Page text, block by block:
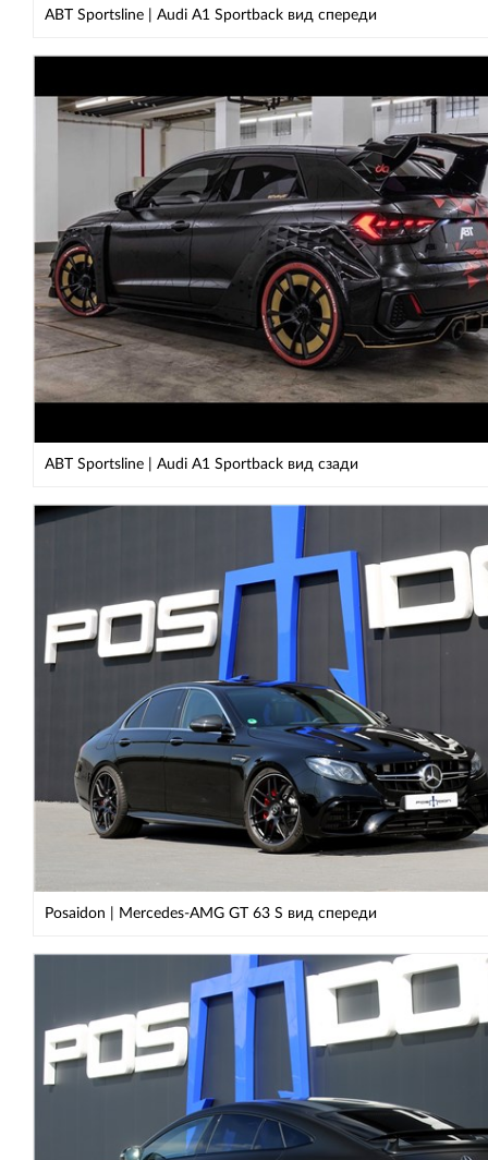
ABT Sportsline | Audi A1 Sportback вид спереди
ABT Sportsline | Audi A1 Sportback вид сзади
Posaidon | Mercedes-AMG GT 63 S вид спереди